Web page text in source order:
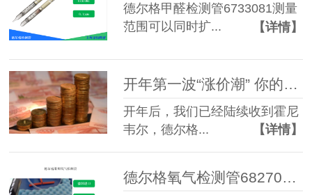
德尔格甲醛检测管6733081测量
范围可以同时扩...
【详情】
开年第一波“涨价潮” 你的德尔格检测管库存备好了吗
开年后，我们已经陆续收到霍尼
韦尔，德尔格...
【详情】
德尔格氧气检测管6827081 船用氧气检测管